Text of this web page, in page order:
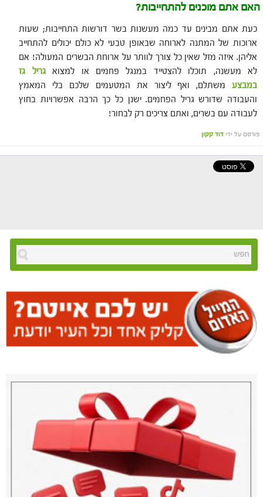
האם אתם מוכנים להתחייבות?
כעת אתם מבינים עד כמה מעשנות בשר דורשות התחייבות; שעות
ארוכות של המתנה לארוחה שבאופן טבעי לא כולם יכולים להתחייב
אליהן. איזה מזל שאין כל צורך לוותר על ארוחת הבשרים המעולה! אם
לא מעשנה, תוכלו להצטייד במנגל פחמים או למצואגריל גז
במבצע משתלם, ואף ליצור את המטעמים שלכם בלי המאמץ
והעבודה שדורש גריל הפחמים. ישנן כל כך הרבה אפשרויות בחוץ
לעבודה עם בשרים, ואתם צריכים רק לבחור!
פורסם על ידי דוד קקון